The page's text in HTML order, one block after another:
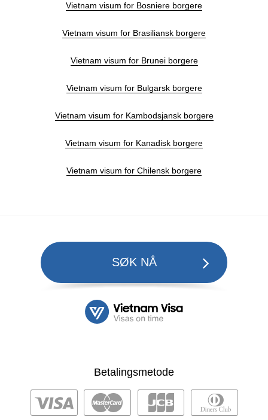
Vietnam visum for Bosniere borgere
Vietnam visum for Brasiliansk borgere
Vietnam visum for Brunei borgere
Vietnam visum for Bulgarsk borgere
Vietnam visum for Kambodsjansk borgere
Vietnam visum for Kanadisk borgere
Vietnam visum for Chilensk borgere
SØK NÅ
Betalingsmetode